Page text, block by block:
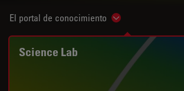
El portal de conocimiento Show subnavigation
Science Lab